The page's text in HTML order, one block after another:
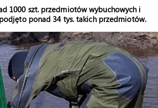
1000 szt. przedmiotów wybuchowych i
ponad 34 tys. takich przedmiotów.